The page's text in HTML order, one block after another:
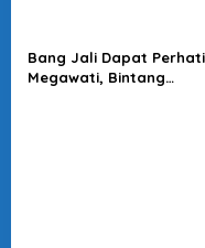
Bang Jali Dapat
Megawati, Bintang